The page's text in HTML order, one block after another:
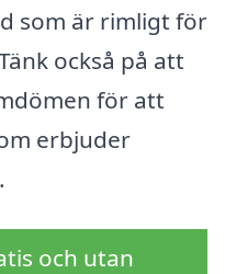
som är rimligt för
också på att
för att
erbjuder
och utan